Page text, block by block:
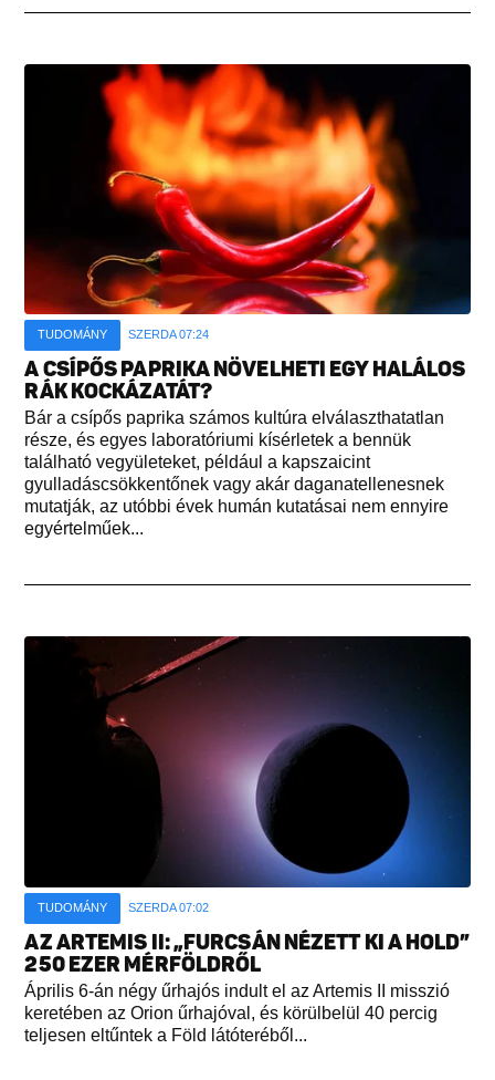
TUDOMÁNY SZERDA 07:24
A CSÍPŐS PAPRIKA NÖVELHETI EGY HALÁLOS
RÁK KOCKÁZATÁT?
Bár a csípős paprika számos kultúra elválaszthatatlan
része, és egyes laboratóriumi kísérletek a bennük
található vegyületeket, például a kapszaicint
gyulladáscsökkentőnek vagy akár daganatellenesnek
mutatják, az utóbbi évek humán kutatásai nem ennyire
egyértelműek...
TUDOMÁNY SZERDA 07:02
AZ ARTEMIS II: „FURCSÁN NÉZETT KI A HOLD”
250 EZER MÉRFÖLDRŐL
Április 6-án négy űrhajós indult el az Artemis II misszió
keretében az Orion űrhajóval, és körülbelül 40 percig
teljesen eltűntek a Föld látóteréből...